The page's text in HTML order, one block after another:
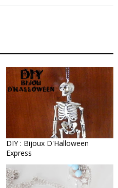
DIY : Bijoux D'Halloween
Express